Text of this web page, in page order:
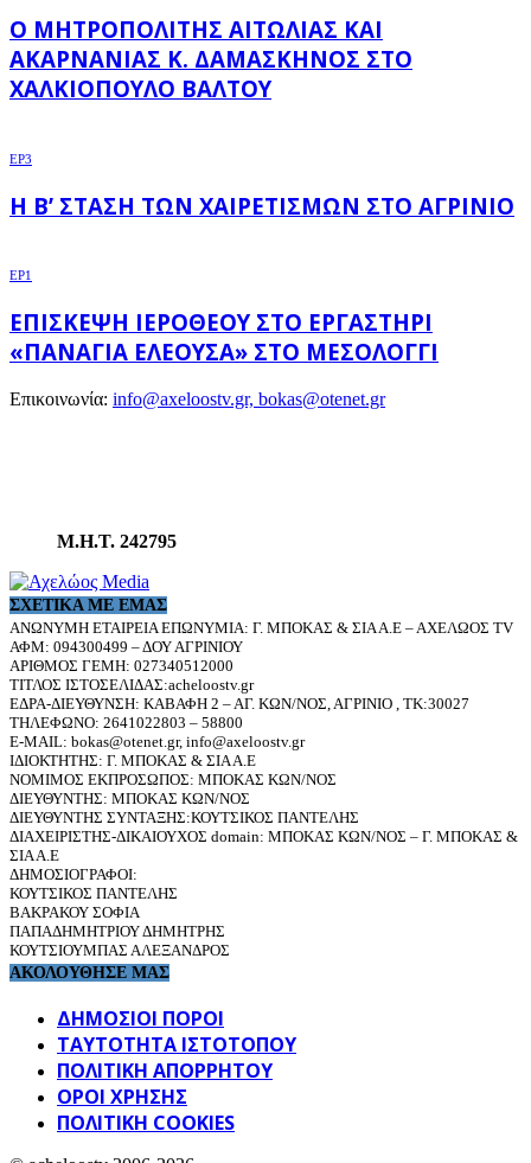
Ο ΜΗΤΡΟΠΟΛΊΤΗΣ ΑΙΤΩΛΊΑΣ ΚΑΙ
ΑΚΑΡΝΑΝΊΑΣ Κ. ΔΑΜΑΣΚΗΝΌΣ ΣΤΟ
ΧΑΛΚΙΌΠΟΥΛΟ ΒΆΛΤΟΥ
EP3
Η Β’ ΣΤΆΣΗ ΤΩΝ ΧΑΙΡΕΤΙΣΜΏΝ ΣΤΟ ΑΓΡΊΝΙΟ
EP1
ΕΠΊΣΚΕΨΗ ΙΕΡΌΘΕΟΥ ΣΤΟ ΕΡΓΑΣΤΉΡΙ
«ΠΑΝΑΓΊΑ ΕΛΕΟΎΣΑ» ΣΤΟ ΜΕΣΟΛΌΓΓΙ
Επικοινωνία: info@axeloostv.gr, bokas@otenet.gr
Μ.Η.Τ. 242795
ΣΧΕΤΙΚΆ ΜΕ ΕΜΆΣ
ΑΝΩΝΥΜΗ ΕΤΑΙΡΕΙΑ ΕΠΩΝΥΜΙΑ: Γ. ΜΠΟΚΑΣ & ΣΙΑ Α.Ε – ΑΧΕΛΩΟΣ TV
ΑΦΜ: 094300499 – ΔΟΥ ΑΓΡΙΝΙΟΥ
ΑΡΙΘΜΟΣ ΓΕΜΗ: 027340512000
ΤΙΤΛΟΣ ΙΣΤΟΣΕΛΙΔΑΣ:acheloostv.gr
ΕΔΡΑ-ΔΙΕΥΘΥΝΣΗ: ΚΑΒΑΦΗ 2 – ΑΓ. ΚΩΝ/ΝΟΣ, ΑΓΡΙΝΙΟ , ΤΚ:30027
ΤΗΛΕΦΩΝΟ: 2641022803 – 58800
E-MAIL: bokas@otenet.gr, info@axeloostv.gr
ΙΔΙΟΚΤΗΤΗΣ: Γ. ΜΠΟΚΑΣ & ΣΙΑ Α.Ε
ΝΟΜΙΜΟΣ ΕΚΠΡΟΣΩΠΟΣ: ΜΠΟΚΑΣ ΚΩΝ/ΝΟΣ
ΔΙΕΥΘΥΝΤΗΣ: ΜΠΟΚΑΣ ΚΩΝ/ΝΟΣ
ΔΙΕΥΘΥΝΤΗΣ ΣΥΝΤΑΞΗΣ:ΚΟΥΤΣΙΚΟΣ ΠΑΝΤΕΛΗΣ
ΔΙΑΧΕΙΡΙΣΤΗΣ-ΔΙΚΑΙΟΥΧΟΣ domain: ΜΠΟΚΑΣ ΚΩΝ/ΝΟΣ – Γ. ΜΠΟΚΑΣ &
ΣΙΑ Α.Ε
ΔΗΜΟΣΙΟΓΡΑΦΟΙ:
ΚΟΥΤΣΙΚΟΣ ΠΑΝΤΕΛΗΣ
ΒΑΚΡΑΚΟΥ ΣΟΦΙΑ
ΠΑΠΑΔΗΜΗΤΡΙΟΥ ΔΗΜΗΤΡΗΣ
ΚΟΥΤΣΙΟΥΜΠΑΣ ΑΛΕΞΑΝΔΡΟΣ
ΑΚΟΛΟΥΘΗΣΕ ΜΑΣ
ΔΗΜΟΣΙΟΙ ΠΟΡΟΙ
ΤΑΥΤΌΤΗΤΑ ΙΣΤΌΤΟΠΟΥ
ΠΟΛΙΤΙΚΉ ΑΠΟΡΡΉΤΟΥ
ΌΡΟΙ ΧΡΉΣΗΣ
ΠΟΛΙΤΙΚΗ COOKIES